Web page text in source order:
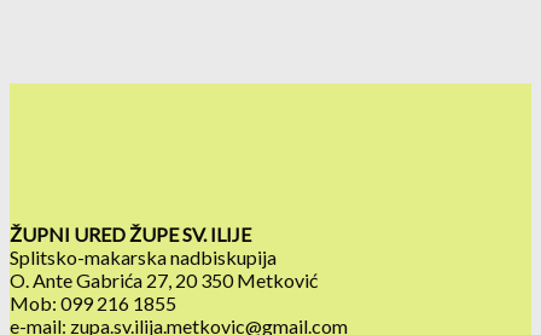
ŽUPNI URED ŽUPE SV. ILIJE
Splitsko-makarska nadbiskupija
O. Ante Gabrića 27, 20 350 Metković
Mob: 099 216 1855
e-mail: zupa.sv.ilija.metkovic@gmail.com